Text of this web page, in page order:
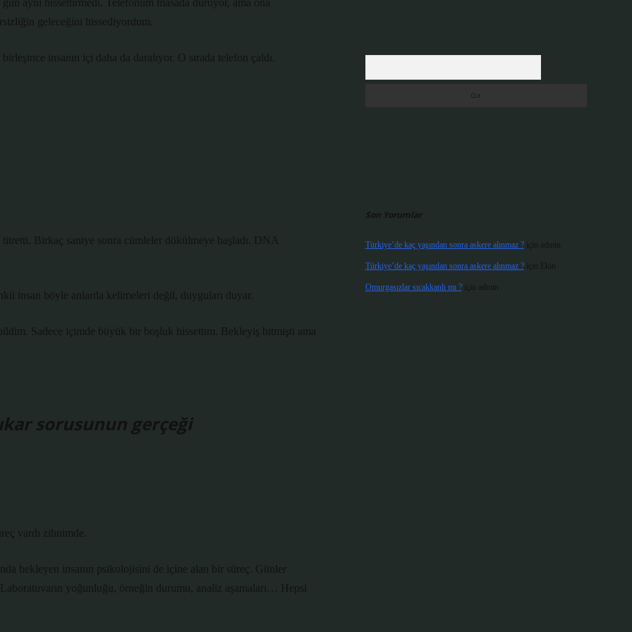
aynı hissettirmedi. Telefonum masada duruyor, ama ona
geleceğini hissediyordum.
insanın içi daha da daralıyor. O sırada telefon çaldı.
Birkaç saniye sonra cümleler dökülmeye başladı. DNA
insan böyle anlarda kelimeleri değil, duyguları duyar.
Sadece içimde büyük bir boşluk hissettim. Bekleyiş bitmişti ama
sorusunun gerçeği
vardı zihnimde.
bekleyen insanın psikolojisini de içine alan bir süreç. Günler
yoğunluğu, örneğin durumu, analiz aşamaları… Hepsi
Son Yorumlar
Türkiye’de kaç yaşından sonra askere alınmaz ?için admin
Türkiye’de kaç yaşından sonra askere alınmaz ?için Ekin
Omurgasızlar sıcakkanlı mı ?için admin